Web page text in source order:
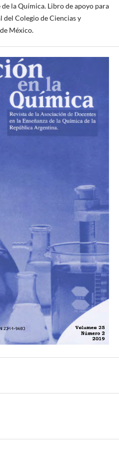
de la Química. Libro de apoyo para
Colegio de Ciencias y
México.